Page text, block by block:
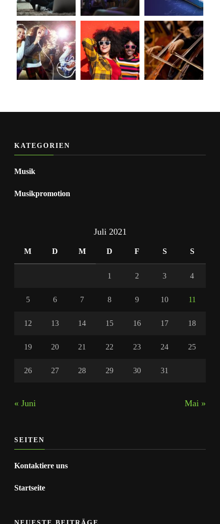
KATEGORIEN
Musik
Musikpromotion
Juli 2021
M D M D F S S
1 2 3 4
5 6 7 8 9 10 11
12 13 14 15 16 17 18
19 20 21 22 23 24 25
26 27 28 29 30 31
« Juni Mai »
SEITEN
Kontaktiere uns
Startseite